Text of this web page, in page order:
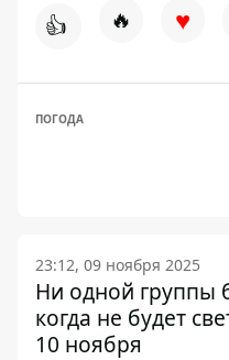
👍 🔥 ♥
ПОГОДА
23:12, 09 ноября 2025
Ни одной группы
когда не будет
10 ноября